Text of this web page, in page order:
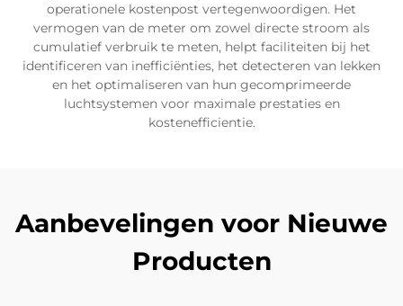
operationele kostenpost vertegenwoordigen. Het
vermogen van de meter om zowel directe stroom als
cumulatief verbruik te meten, helpt faciliteiten bij het
identificeren van inefficiënties, het detecteren van lekken
en het optimaliseren van hun gecomprimeerde
luchtsystemen voor maximale prestaties en
kostenefficientie.
Aanbevelingen voor Nieuwe
Producten